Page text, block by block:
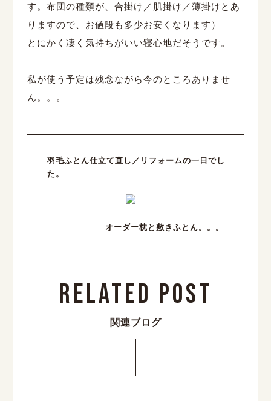
す。布団の種類が、合掛け／肌掛け／薄掛けとあ
りますので、お値段も多少お安くなります）
とにかく凄く気持ちがいい寝心地だそうです。
私が使う予定は残念ながら今のところありませ
ん。。。
羽毛ふとん仕立て直し／リフォームの一日でし
た。
オーダー枕と敷きふとん。。。
Related Post
関連ブログ